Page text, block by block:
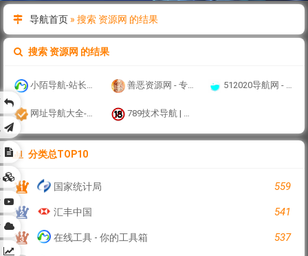
导航首页 » 搜索 资源网 的结果
搜索 资源网 的结果
小陌导航-站长导航网-kiha小陌|小小陌|小陌博客|小萌娃 善恶资源网 - 专注黑科技软件,绿色无毒互联网资源分享！ 512020导航网 - 官方网站
网址导航大全-精选网址收录-实用,全面的网站大全从这里开始 789技术导航 | 热门网址导航大全
分类总TOP10
国家统计局 559
汇丰中国 541
在线工具 - 你的工具箱 537